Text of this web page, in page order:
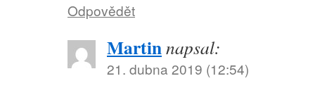
Odpovědět
Martinnapsal:
21. dubna 2019 (12:54)